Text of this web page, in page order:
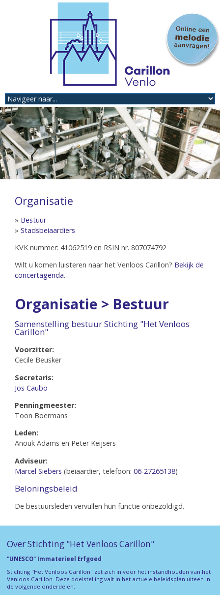
Organisatie
» Bestuur
» Stadsbeiaardiers
KVK nummer: 41062519 en RSIN nr. 807074792
Wilt u komen luisteren naar het Venloos Carillon? Bekijk de
concertagenda.
Organisatie > Bestuur
Samenstelling bestuur Stichting "Het Venloos
Carillon"
Voorzitter:
Cecile Beusker
Secretaris:
Jos Caubo
Penningmeester:
Toon Boermans
Leden:
Anouk Adams en Peter Keijsers
Adviseur:
Marcel Siebers (beiaardier, telefoon: 06-27265138)
Beloningsbeleid
De bestuursleden vervullen hun functie onbezoldigd.
Over Stichting "Het Venloos Carillon"
"UNESCO" Immaterieel Erfgoed
Stichting "Het Venloos Carillon" zet zich in voor het instandhouden van het
Venloos Carillon. Deze doelstelling valt in het actuele beleidsplan uiteen in
de volgende onderdelen: